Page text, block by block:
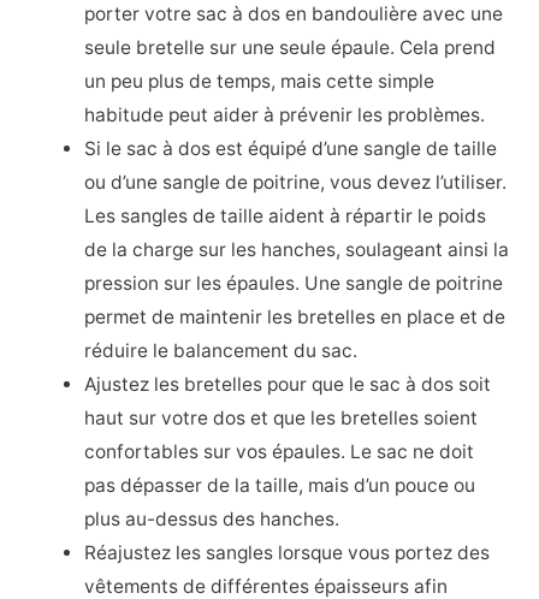
porter votre sac à dos en bandoulière avec une
seule bretelle sur une seule épaule. Cela prend
un peu plus de temps, mais cette simple
habitude peut aider à prévenir les problèmes.
Si le sac à dos est équipé d’une sangle de taille
ou d’une sangle de poitrine, vous devez l’utiliser.
Les sangles de taille aident à répartir le poids
de la charge sur les hanches, soulageant ainsi la
pression sur les épaules. Une sangle de poitrine
permet de maintenir les bretelles en place et de
réduire le balancement du sac.
Ajustez les bretelles pour que le sac à dos soit
haut sur votre dos et que les bretelles soient
confortables sur vos épaules. Le sac ne doit
pas dépasser de la taille, mais d’un pouce ou
plus au-dessus des hanches.
Réajustez les sangles lorsque vous portez des
vêtements de différentes épaisseurs afin